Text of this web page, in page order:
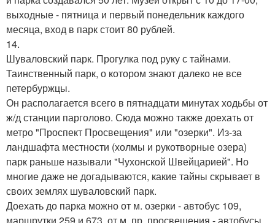
выходные - пятница и первый понедельник каждого
месяца, вход в парк стоит 80 рублей.
14.
Шуваловский парк. Прогулка под руку с тайнами.
Таинственный парк, о котором знают далеко не все
петербуржцы.
Он располагается всего в пятнадцати минутах ходьбы от
ж/д станции парголово. Сюда можно также доехать от
метро "Проспект Просвещения" или "озерки". Из-за
ландшафта местности (холмы и рукотворные озера)
парк раньше называли "Чухонской Швейцарией". Но
многие даже не догадываются, какие тайны скрывает в
своих землях шуваловский парк.
Доехать до парка можно от м. озерки - автобус 109,